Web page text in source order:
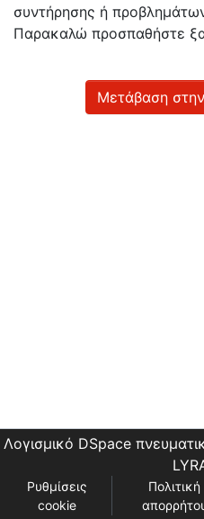
Ανοιχτά
Δεδομένα
συντήρησης ή
Παρακαλώ προσπαθήστε
Μετάβαση
Λογισμικό DSpace
Ρυθμίσεις
cookie
Πολιτική